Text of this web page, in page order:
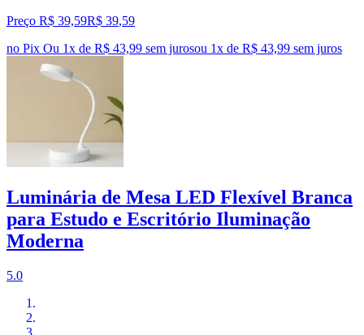
Preço R$ 39,59R$ 39,59
no Pix Ou 1x de R$ 43,99 sem jurosou 1x de R$ 43,99 sem juros
Luminária de Mesa LED Flexível Branca
para Estudo e Escritório Iluminação
Moderna
5.0